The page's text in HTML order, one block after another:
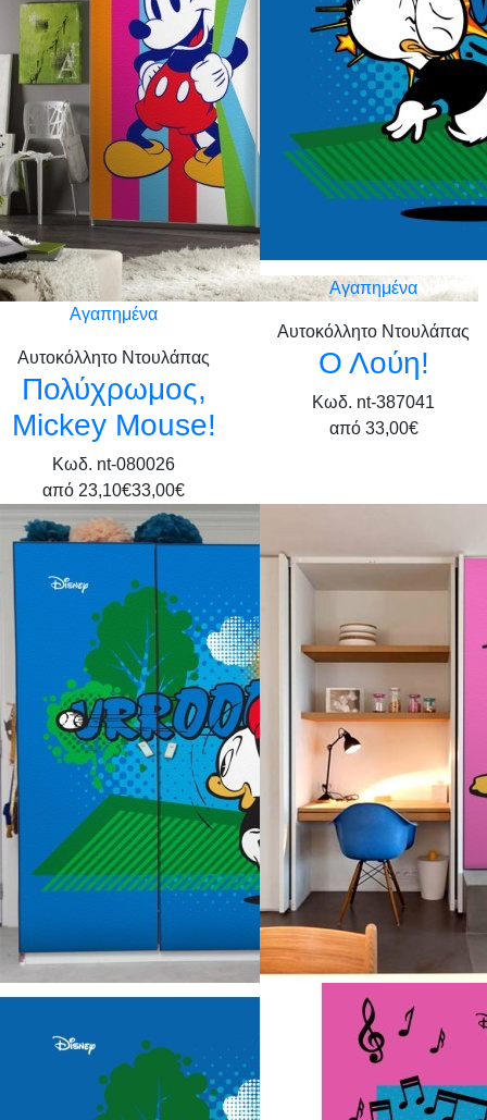
Αγαπημένα
Αυτοκόλλητο Ντουλάπας
Πολύχρωμος,
Μickey Mouse!
Κωδ. nt-080026
από 23,10€33,00€
Αγαπημένα
Αυτοκόλλητο Ντουλάπας
Ο Λούη!
Κωδ. nt-387041
από 33,00€